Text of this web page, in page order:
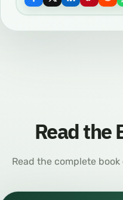
Read the
Read the complete